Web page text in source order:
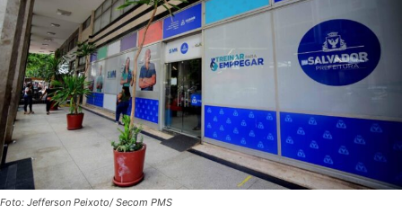
Foto: Jefferson Peixoto/ Secom PMS